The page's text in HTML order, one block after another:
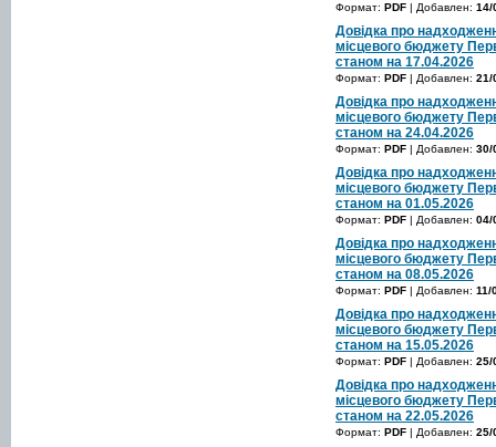
Формат: PDF | Добавлен: 14/
Довідка про
місцевого бюджету
станом на 17.04.2026
Формат: PDF | Добавлен: 21/
Довідка про
місцевого бюджету
станом на 24.04.2026
Формат: PDF | Добавлен: 30/
Довідка про
місцевого бюджету
станом на 01.05.2026
Формат: PDF | Добавлен: 04/
Довідка про
місцевого бюджету
станом на 08.05.2026
Формат: PDF | Добавлен: 11/
Довідка про
місцевого бюджету
станом на 15.05.2026
Формат: PDF | Добавлен: 25/
Довідка про
місцевого бюджету
станом на 22.05.2026
Формат: PDF | Добавлен: 25/